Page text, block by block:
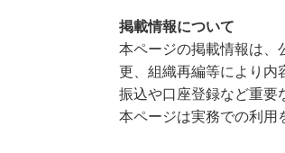
掲載情報について
本ページの掲載情報は、
更、組織再編等により内
振込や口座登録など重要
本ページは実務での利用